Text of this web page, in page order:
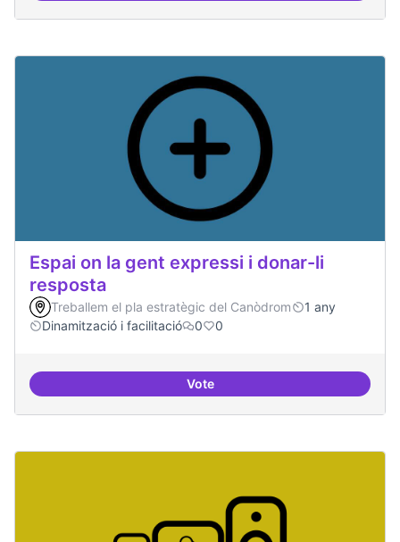
Espai on la gent expressi i donar-li
resposta
Treballem el pla estratègic del Canòdrom
1 any
Dinamització i facilitació
0 0
VoteEspai on la gent expressi i